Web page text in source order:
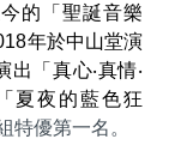
的「聖誕音樂
年於中山堂演
「真心‧真情‧
夏夜的藍色狂
特優第一名。